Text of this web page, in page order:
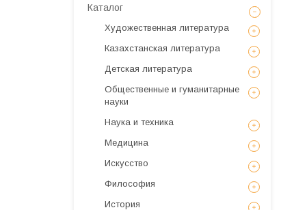
Каталог
Художественная литература
Казахстанская литература
Детская литература
Общественные и гуманитарные
науки
Наука и техника
Медицина
Искусствo
Философия
История